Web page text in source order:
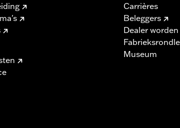
Carrières
Beleggers
Dealer worden
Museum